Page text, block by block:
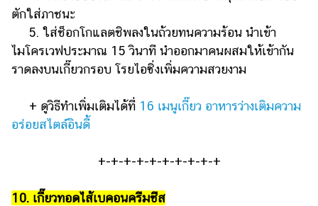
ตักใส่ภาชนะ
5. ใส่ช็อกโกแลตชิพลงในถ้วยทนความร้อน นำเข้า
ไมโครเวฟประมาณ 15 วินาที นำออกมาคนผสมให้เข้ากัน
ราดลงบนเกี๊ยวกรอบ โรยไอซิ่งเพิ่มความสวยงาม
+ ดูวิธีทำเพิ่มเติมได้ที่ 16 เมนูเกี๊ยว อาหารว่างเติมความ
อร่อยสไตล์อินดี้
+-+-+-+-+-+-+-+-+-+
10. เกี๊ยวทอดไส้เบคอนครีมชีส